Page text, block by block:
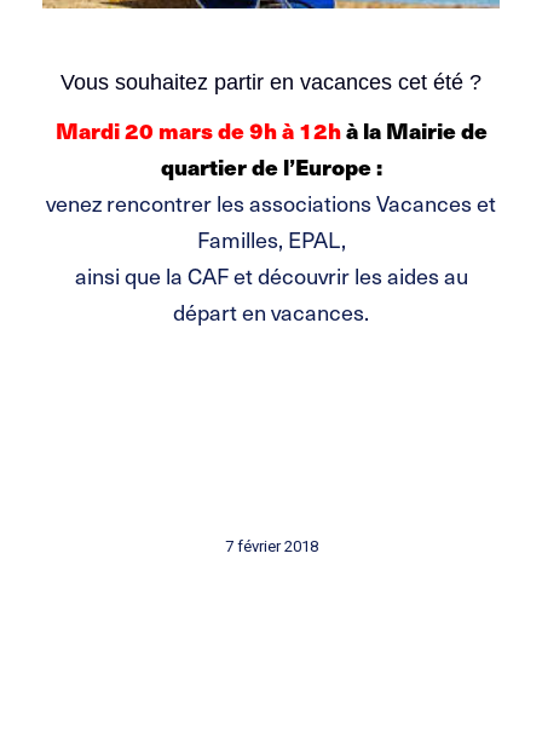
Vous souhaitez partir en vacances cet été ?
Mardi 20 mars de 9h à 12hà la Mairie de
quartier de l’Europe :
venez rencontrer les associations Vacances et
Familles, EPAL,
ainsi que la CAF et découvrir les aides au
départ en vacances.
7 février 2018